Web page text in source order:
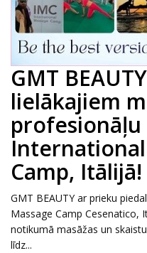
GMT
lielākajiem
Camp, Itālijā!
GMT BEAUTY ar prieku
Massage Camp Cesenatico,
notikumā masāžas un
līdz...